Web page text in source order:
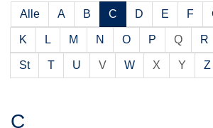
Alle A B C D E F
K L M N O P Q R
St T U V W X Y Z
C